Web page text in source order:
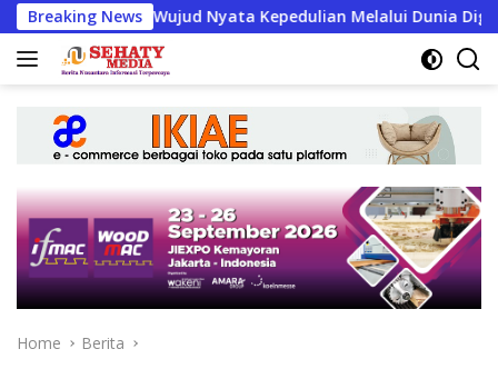
Skip
to
content
Breaking News
Wujud Nyata Kepedulian Melalui Dunia Digital
Home Berita